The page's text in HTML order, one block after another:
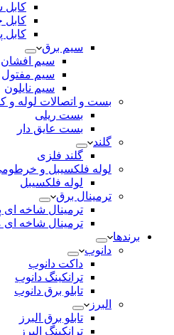
کابل
کابل
کابل
سیم برق
سیم افشان
سیم مفتول
سیم نایلون
بست و اتصالات لوله و
بست ریلی
بست عایق دار
گلند
گلند فلزی
لوله فلکسیبل و
لوله فلکسیبل
ترمینال برق
ترمینال شاخه ای
ترمینال شاخه
برندها
دانوب
داکت دانوب
ترانکینگ دانوب
تابلو برق دانوب
البرز
تابلو برق البرز
ترانکینگ البرز